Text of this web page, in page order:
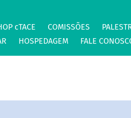
cTACE COMISSÕES
HOSPEDAGEM FALE